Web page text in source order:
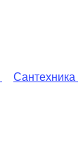
Сантехника